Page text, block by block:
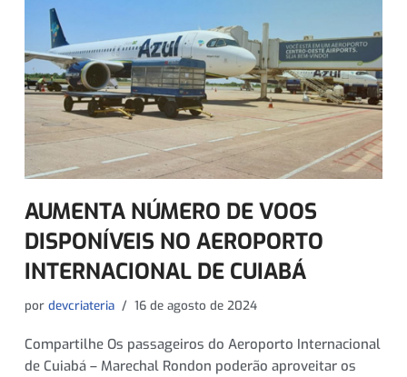
AUMENTA NÚMERO DE VOOS
DISPONÍVEIS NO AEROPORTO
INTERNACIONAL DE CUIABÁ
por devcriateria 16 de agosto de 2024
Compartilhe Os passageiros do Aeroporto Internacional
de Cuiabá – Marechal Rondon poderão aproveitar os